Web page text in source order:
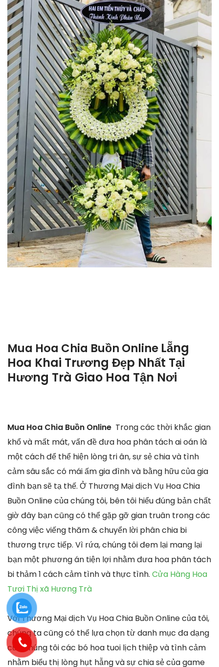
Mua Hoa Chia Buồn Online Lẵng
Hoa Khai Trương Đẹp Nhất Tại
Hương Trà Giao Hoa Tận Nơi
Mua Hoa Chia Buồn Online Trong các thời khắc gian
khổ và mất mát, vấn đề đưa hoa phân tách ai oán là
một cách để thể hiện lòng tri ân, sự sẻ chia và tình
cảm sâu sắc có mái ấm gia đình và bằng hữu của gia
đình bạn sẽ tạ thế. Ở Thương Mại dịch Vụ Hoa Chia
Buồn Online của chúng tôi, bên tôi hiểu đúng bản chất
giờ đây bạn cũng có thể gặp gỡ gian truân trong các
công việc viếng thăm & chuyển lời phân chia bi
thương trực tiếp. Vì rứa, chúng tôi đem lại mang lại
bạn một phương án tiện lợi nhằm đưa hoa phân tách
bi thảm 1 cách cảm tình và thực tình. Cửa Hàng Hoa
Tươi Thị xã Hương Trà
Với Thương Mại dịch Vụ Hoa Chia Buồn Online của tôi,
chúng ta cũng có thể lựa chọn từ danh mục đa dạng
của chúng tôi các bó hoa tuoi lịch thiệp và tình cảm
nhằm biểu thị lòng hụt hẫng và sự chia sẻ của game